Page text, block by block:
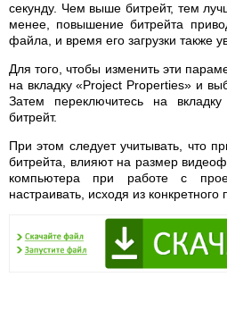
секунду. Чем выше битрейт, тем
менее, повышение битрейта
файла, и время его загрузки также
Для того, чтобы изменить эти
на вкладку «Project Properties» и
Затем переключитесь на
битрейт.
При этом следует учитывать, что
битрейта, влияют на размер
компьютера при работе с
настраивать, исходя из конкретного